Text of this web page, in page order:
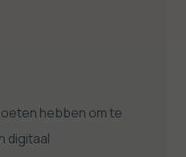
hebben om te
digitaal